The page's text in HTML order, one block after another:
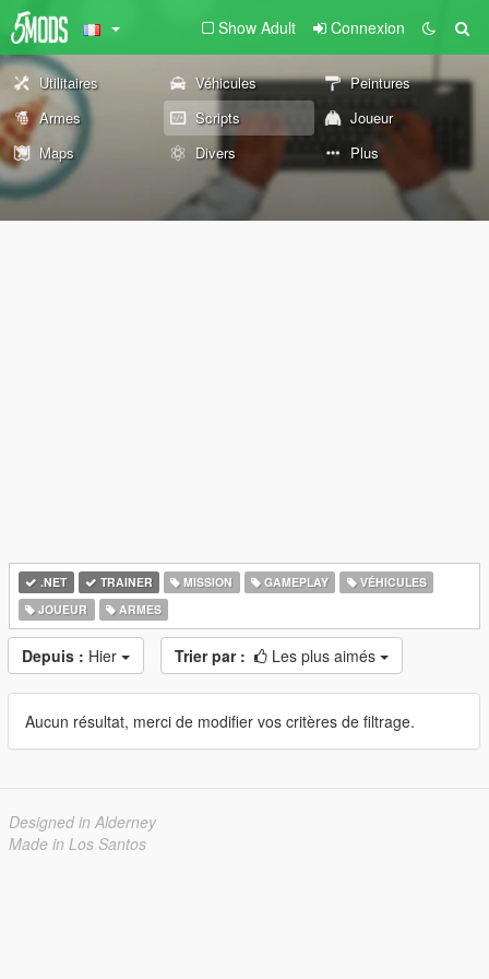
Show Adult Connexion
Utilitaires Véhicules
Peintures
Armes
Scripts
Joueur
Maps
Divers Plus
.NET TRAINER MISSION GAMEPLAY
VÉHICULES
JOUEUR
ARMES
Depuis : Hier Trier par : Les plus aimés
Aucun résultat, merci de modifier vos critères de filtrage.
Designed in Alderney
Made in Los Santos